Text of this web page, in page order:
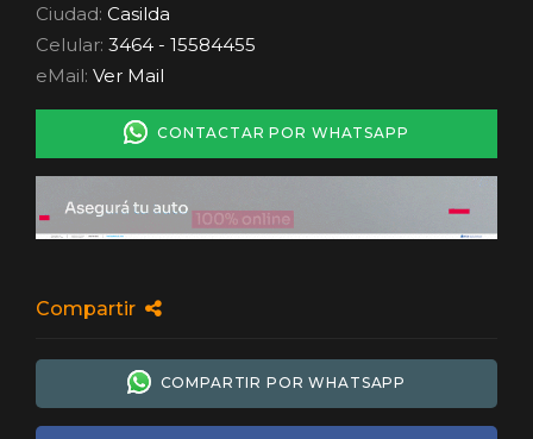
Ciudad: Casilda
Celular: 3464 - 15584455
eMail: Ver Mail
CONTACTAR POR WHATSAPP
Compartir
COMPARTIR POR WHATSAPP